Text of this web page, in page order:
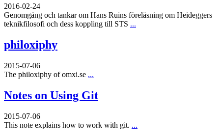
2016-02-24
Genomgång och tankar om Hans Ruins föreläsning om Heideggers
teknikfilosofi och dess koppling till STS ...
philoxiphy
2015-07-06
The philoxiphy of omxi.se ...
Notes on Using Git
2015-07-06
This note explains how to work with git. ...